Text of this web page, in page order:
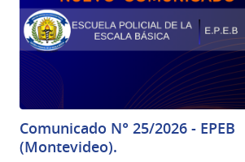
Comunicado N° 25/2026 - EPEB
(Montevideo).